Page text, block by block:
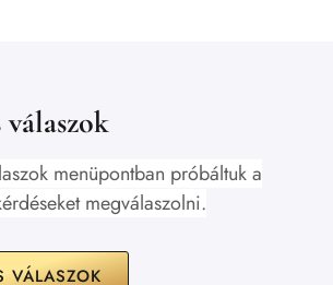
válaszok
menüpontban próbáltuk a
megválaszolni.
VÁLASZOK